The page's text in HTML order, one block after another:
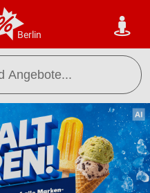
Berlin